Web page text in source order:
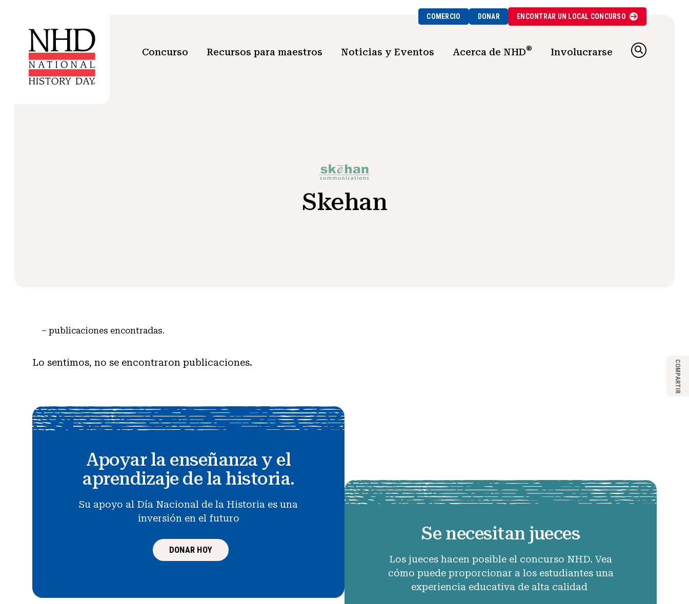
COMERCIO DONAR ENCONTRAR UN LOCAL CONCURSO
Concurso Recursos para maestros Noticias y Eventos Acerca de NHD® Involucrarse
Skehan
– publicaciones encontradas.
Lo sentimos, no se encontraron publicaciones.
Apoyar la enseñanza y el
aprendizaje de la historia.
Su apoyo al Día Nacional de la Historia es una
inversión en el futuro
DONAR HOY
Se necesitan jueces
Los jueces hacen posible el concurso NHD. Vea
cómo puede proporcionar a los estudiantes una
experiencia educativa de alta calidad
COMPARTIR